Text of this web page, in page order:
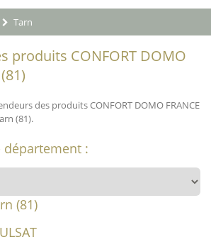
Tarn
produits CONFORT DOMO
des produits CONFORT DOMO FRANCE
(81).
département :
(81)